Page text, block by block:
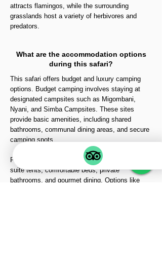
attracts flamingos, while the surrounding
grasslands host a variety of herbivores and
predators.
What are the accommodation options
during this safari?
This safari offers budget and luxury camping
options. Budget camping involves staying at
designated campsites such as Migombani,
Nyani, and Simba Campsites. These sites
provide basic amenities, including shared
bathrooms, communal dining areas, and secure
camping spots.
For added comfort, luxury camping features en-
suite tents, comfortable beds, private
bathrooms, and gourmet dining. Options like